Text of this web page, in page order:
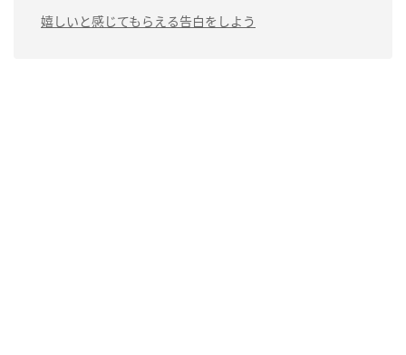
嬉しいと感じてもらえる告白をしよう